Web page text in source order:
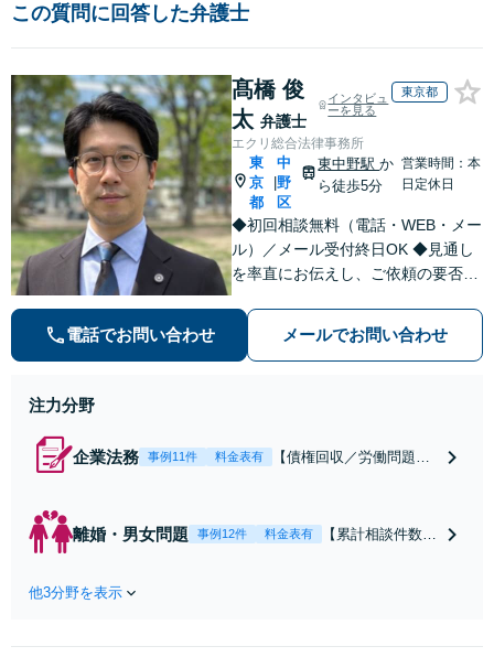
この質問に回答した弁護士
髙橋 俊
太 弁護士
インタビュ
ーを見る
東京都
エクリ総合法律事務所
東
京
都
中
野
区
東中野駅か
ら徒歩5分
営業時間：本
日定休日
◆初回相談無料（電話・WEB・メー
ル）／メール受付終日OK ◆見通し
を率直にお伝えし、ご依頼の要否も
解決まで弁護士本人が一貫してスピ
ーディーに対応いたします。 ◆累計
電話でお問い合わせ メールでお問い合わせ
注力分野
企業法務 事例11件 料金表有
【債権回収／労働問題／
のトラブル・会社内のト
ラブルなど、事後の解決
離婚・男女問題 事例12件 料金表有
【累計相談件数20
ダーメイドの解決
他3分野を表示